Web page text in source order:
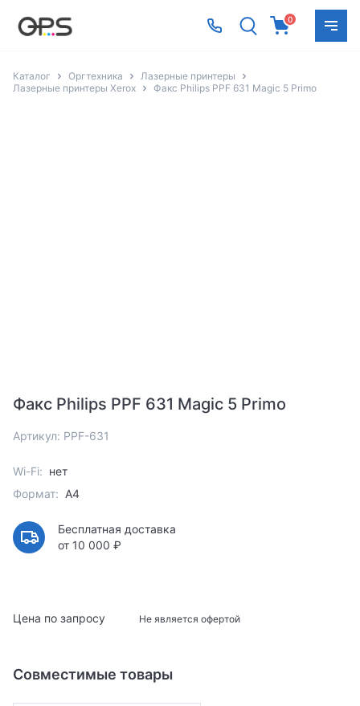
0
Каталог Оргтехника
Лазерные принтеры
Лазерные принтеры Xerox
Факс Philips PPF 631 Magic 5 Primo
Факс Philips PPF 631 Magic 5 Primo
Артикул: PPF-631
Wi-Fi: нет
Формат: A4
Бесплатная доставка
от 10 000 ₽
Цена по запросу Не является офертой
Совместимые товары